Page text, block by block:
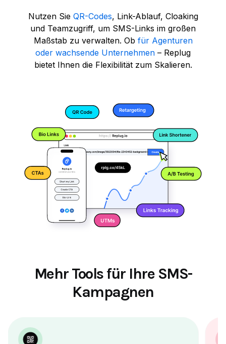
Nutzen Sie QR-Codes, Link-Ablauf, Cloaking
und Teamzugriff, um SMS-Links im großen
Maßstab zu verwalten. Ob für Agenturen
oder wachsende Unternehmen – Replug
bietet Ihnen die Flexibilität zum Skalieren.
Mehr Tools für Ihre SMS-
Kampagnen